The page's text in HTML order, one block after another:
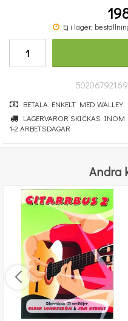
Blåsbanken 3 : Stämma 3
Ej i lager,
BETALA ENKELT MED WALLEY
LAGERVAROR SKICKAS INOM
1-2 ARBETSDAGAR
Andra